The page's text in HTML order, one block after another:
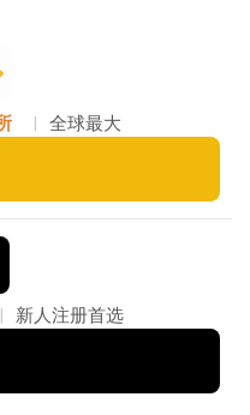
全球最大
新人注册首选